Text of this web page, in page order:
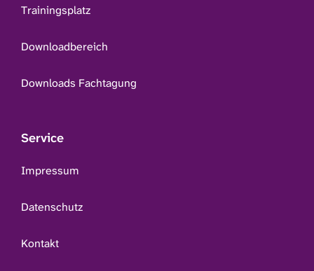
Trainingsplatz
Downloadbereich
Downloads Fachtagung
Service
Impressum
Datenschutz
Kontakt